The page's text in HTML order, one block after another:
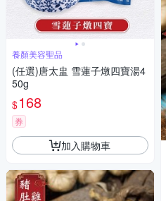
養顏美容聖品
(任選)唐太盅 雪蓮子燉四寶湯4
50g
$168
券
加入購物車